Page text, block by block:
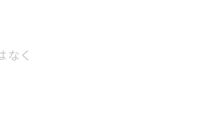
なく